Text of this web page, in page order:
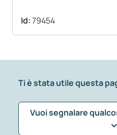
Id:79454
Ti è stata utile questa
Vuoi segnalare